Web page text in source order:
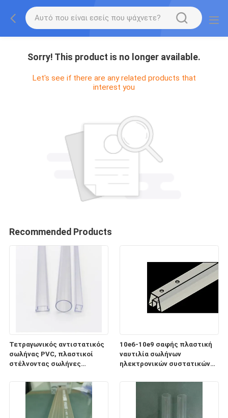
Sorry! This product is no longer available.
Let's see if there are any related products that
interest you
Recommended Products
Τετραγωνικός αντιστατικός
σωλήνας PVC, πλαστικοί
στέλνοντας σωλήνες
10e6-10e9 σαφής πλαστική
ναυτιλία σωλήνων
ηλεκτρονικών συστατικών